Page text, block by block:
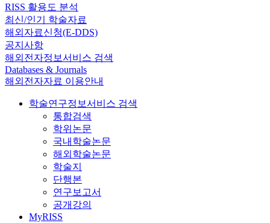
RISS 활용도 분석
최신/인기 학술자료
해외자료신청(E-DDS)
공지사항
해외전자정보서비스 검색
Databases & Journals
해외전자자료 이용안내
학술연구정보서비스 검색
통합검색
학위논문
국내학술논문
해외학술논문
학술지
단행본
연구보고서
공개강의
MyRISS